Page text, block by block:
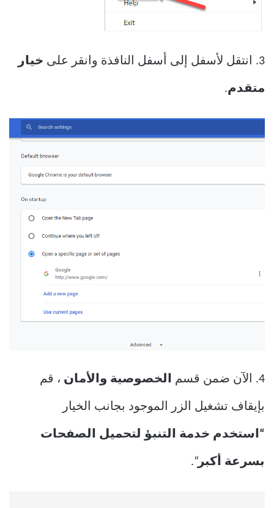
3. انتقل لأسفل إلى أسفل النافذة وانقر على خيار
متقدم.
4. الآن ضمن قسم الخصوصية والأمان ، قم
بإيقاف تشغيل الزر الموجود بجانب الخيار
“استخدم خدمة التنبؤ لتحميل الصفحات
بسرعة أكبر“.